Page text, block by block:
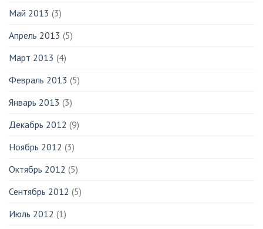
Май 2013 (3)
Апрель 2013 (5)
Март 2013 (4)
Февраль 2013 (5)
Январь 2013 (3)
Декабрь 2012 (9)
Ноябрь 2012 (3)
Октябрь 2012 (5)
Сентябрь 2012 (5)
Июль 2012 (1)